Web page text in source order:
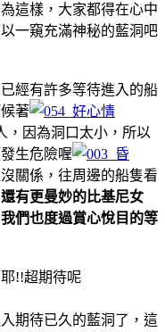
為這樣，大家都得在心中
一窺充滿神秘的藍洞吧
經有許多等待進入的船
著
，因為洞口太小，所以
生危險喔
關係，往周邊的船隻看
有更曼妙的比基尼女
們也度過賞心悅目的等
!!超期待呢
期待已久的藍洞了，這